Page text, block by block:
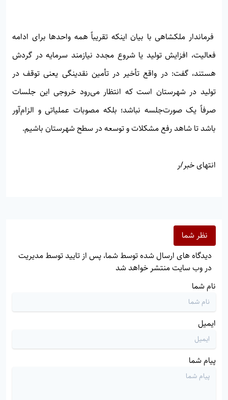
فرماندار ملکشاهی با بیان اینکه تقریباً همه واحدها برای ادامه
فعالیت، افزایش تولید یا شروع مجدد نیازمند سرمایه در گردش
هستند، گفت: در واقع تأخیر در تأمین نقدینگی یعنی توقف در
تولید در شهرستان است که انتظار می‌رود خروجی این جلسات
صرفاً یک صورت‌جلسه نباشد؛ بلکه مصوبات عملیاتی و الزام‌آور
باشد تا شاهد رفع مشکلات و توسعه در سطح شهرستان باشیم.
انتهای خبر/ر
نظر شما
دیدگاه های ارسال شده توسط شما، پس از تایید توسط مدیریت
در وب سایت منتشر خواهد شد
نام شما
ایمیل
پیام شما